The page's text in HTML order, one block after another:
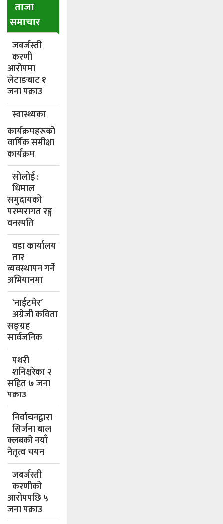
ताजा
समाचार
जबर्जस्ती
करणी
आरोपमा
लेटाङबाट १
जना पक्राउ
स्वास्थ्यका
कार्यक्रमहरूको
वार्षिक समीक्षा
कार्यक्रम
सोलोई :
धिमाल
समुदायको
परम्परागत रङ्ग
वनस्पति
वडा कार्यालय
तार
व्यवस्थापन गर्ने
अभियानमा
`नाईटमेर´
अग्रेजी कविता
सङ्ग्रह
सार्वजनिक
पथरी
शनिश्चरेका २
सहित ७ जना
पक्राउ
निर्वाचनद्वारा
सिर्जना बाल
क्लबको नयाँ
नेतृत्व चयन
जबर्जस्ती
करणीको
आरोपपछि ५
जना पक्राउ